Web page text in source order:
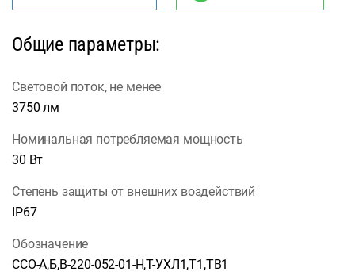
Общие параметры:
Световой поток, не менее
3750 лм
Номинальная потребляемая мощность
30 Вт
Степень защиты от внешних воздействий
IP67
Обозначение
ССО-А,Б,В-220-052-01-Н,Т-УХЛ1,Т1,ТВ1